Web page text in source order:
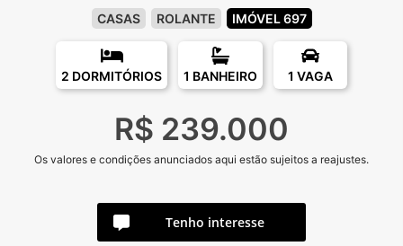
CASAS ROLANTE IMÓVEL 697
2 DORMITÓRIOS 1 BANHEIRO 1 VAGA
R$ 239.000
Os valores e condições anunciados aqui estão sujeitos a reajustes.
Tenho interesse